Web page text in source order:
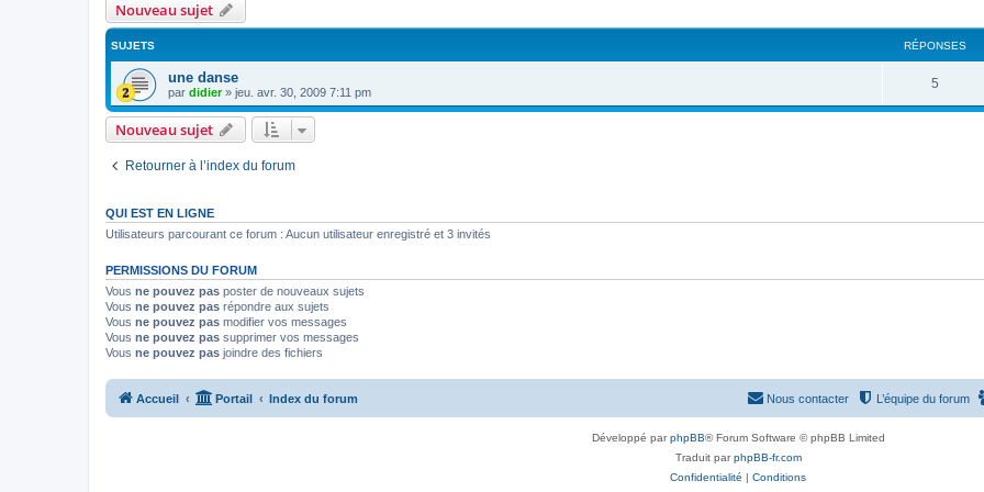
t
Nouveau sujet
SUJETS RÉPONSES
une danse
par didier» jeu. avr. 30, 2009 7:11 pm
5R
é
s
s
Nouveau sujet
Retourner à l’index du forum
QUI EST EN LIGNE
Utilisateurs parcourant ce forum : Aucun utilisateur enregistré et 3 invités
PERMISSIONS DU FORUM
Vous ne pouvez pas poster de nouveaux sujets
Vous ne pouvez pas répondre aux sujets
Vous ne pouvez pas modifier vos messages
Vous ne pouvez pas supprimer vos messages
Vous ne pouvez pas joindre des fichiers
Accueil Portail Index du forum L’équipe du forum
Nous contacter
Développé parphpBB® Forum Software © phpBB Limited
Traduit parphpBB-fr.com
Confidentialité | Conditions